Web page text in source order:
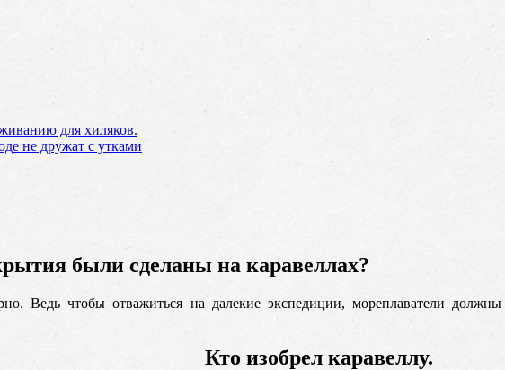
для хиляков.
не дружат с утками
были сделаны на каравеллах?
Ведь чтобы отважиться на далекие экспедиции, мореплаватели
Кто изобрел каравеллу.